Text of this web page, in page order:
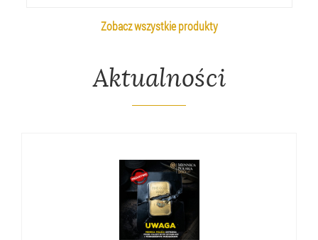
Zobacz wszystkie produkty
Aktualności